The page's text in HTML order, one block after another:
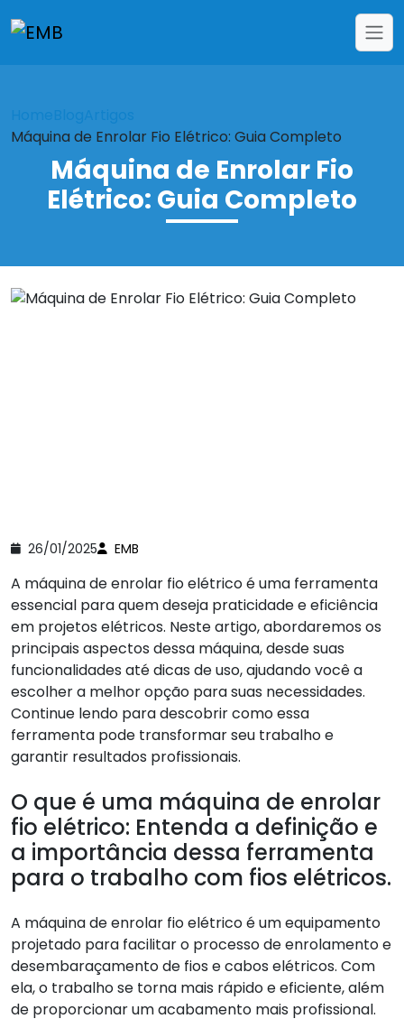
Home Blog
Artigos
Máquina de Enrolar Fio Elétrico: Guia Completo
Máquina de Enrolar Fio
Elétrico: Guia Completo
26/01/2025 EMB
A máquina de enrolar fio elétrico é uma ferramenta
essencial para quem deseja praticidade e eficiência
em projetos elétricos. Neste artigo, abordaremos os
principais aspectos dessa máquina, desde suas
funcionalidades até dicas de uso, ajudando você a
escolher a melhor opção para suas necessidades.
Continue lendo para descobrir como essa
ferramenta pode transformar seu trabalho e
garantir resultados profissionais.
O que é uma máquina de enrolar
fio elétrico: Entenda a definição e
a importância dessa ferramenta
para o trabalho com fios elétricos.
A máquina de enrolar fio elétrico é um equipamento
projetado para facilitar o processo de enrolamento e
desembaraçamento de fios e cabos elétricos. Com
ela, o trabalho se torna mais rápido e eficiente, além
de proporcionar um acabamento mais profissional.